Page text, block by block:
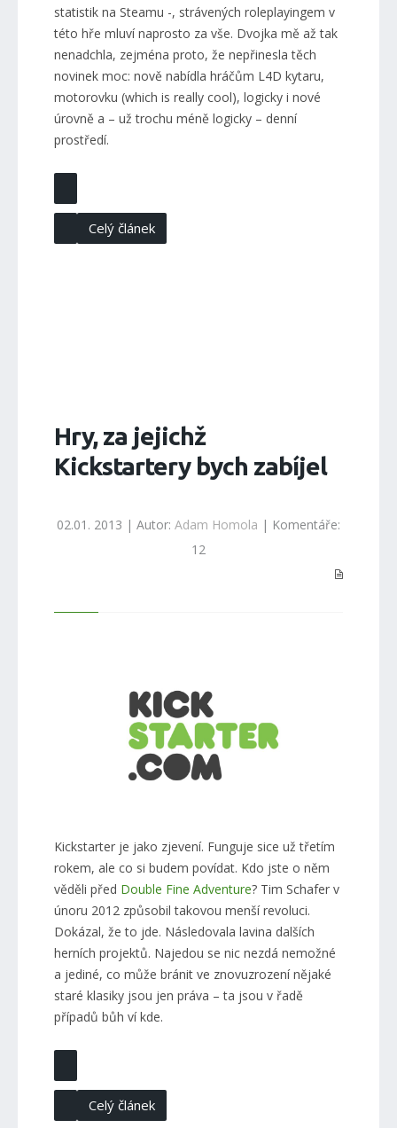
statistik na Steamu -, strávených roleplayingem v
této hře mluví naprosto za vše. Dvojka mě až tak
nenadchla, zejména proto, že nepřinesla těch
novinek moc: nově nabídla hráčům L4D kytaru,
motorovku (which is really cool), logicky i nové
úrovně a – už trochu méně logicky – denní
prostředí.
Celý článek
Hry, za jejichž
Kickstartery bych zabíjel
02.01. 2013 | Autor: Adam Homola | Komentáře:
12
Kickstarter je jako zjevení. Funguje sice už třetím
rokem, ale co si budem povídat. Kdo jste o něm
věděli před Double Fine Adventure? Tim Schafer v
únoru 2012 způsobil takovou menší revoluci.
Dokázal, že to jde. Následovala lavina dalších
herních projektů. Najedou se nic nezdá nemožné
a jediné, co může bránit ve znovuzrození nějaké
staré klasiky jsou jen práva – ta jsou v řadě
případů bůh ví kde.
Celý článek